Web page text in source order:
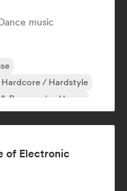
music
Hardcore / Hardstyle
Progressive House
of Electronic